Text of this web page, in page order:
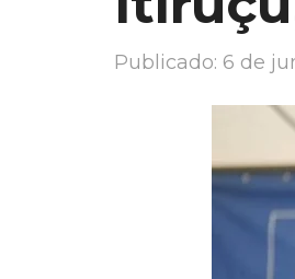
Publicado: 6 de